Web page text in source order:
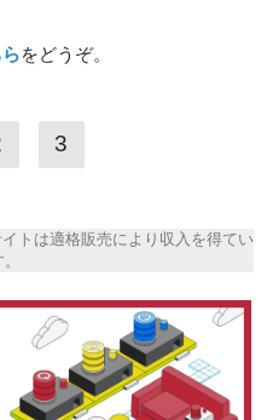
をどうぞ。
3
トは適格販売により収入を得てい